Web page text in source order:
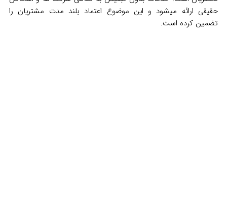
حقیقی ارائه میشود و این موضوع اعتماد بلند مدت مشتریان را
تضمین کرده است.